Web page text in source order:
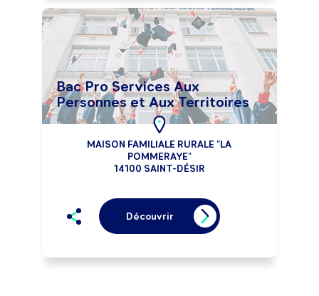
Bac Pro Services Aux
Personnes et Aux Territoires
MAISON FAMILIALE RURALE "LA
POMMERAYE"
14100 SAINT-DÉSIR
Découvrir